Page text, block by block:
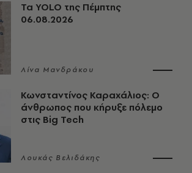
Τα YOLO της Πέμπτης
06.08.2026
Λίνα Μανδράκου
Κωνσταντίνος Καραχάλιος: Ο
άνθρωπος που κήρυξε πόλεμο
στις Big Tech
Λουκάς Βελιδάκης